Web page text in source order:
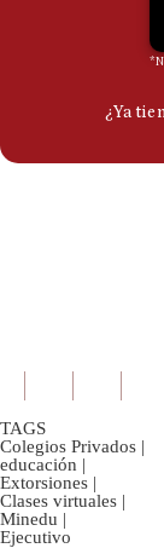
TAGS
Colegios Privados |
educación |
Extorsiones |
Clases virtuales |
Minedu |
Ejecutivo